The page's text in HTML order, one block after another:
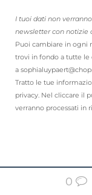
I tuoi dati non
newsletter con notizie
Puoi cambiare in ogni
trovi in fondo a tutte le
a
Tratto le tue
privacy. Nel cliccare il
verranno processati in
0